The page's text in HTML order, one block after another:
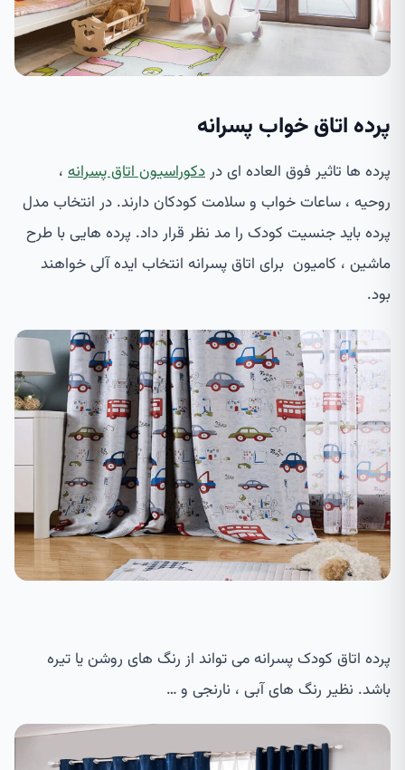
پرده اتاق خواب پسرانه
پرده ها تاثیر فوق العاده ای دردکوراسیون اتاق پسرانه ،
روحیه ، ساعات خواب و سلامت کودکان دارند. در انتخاب مدل
پرده باید جنسیت کودک را مد نظر قرار داد. پرده هایی با طرح
ماشین ، کامیون برای اتاق پسرانه انتخاب ایده آلی خواهند
بود.
پرده اتاق کودک پسرانه می تواند از رنگ های روشن یا تیره
باشد. نظیر رنگ های آبی ، نارنجی و …